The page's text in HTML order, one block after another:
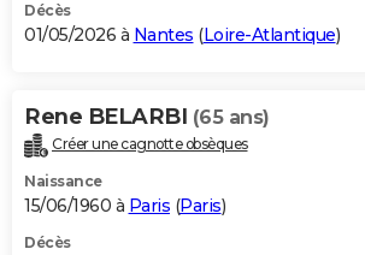
Décès
01/05/2026 à Nantes (Loire-Atlantique)
Rene BELARBI (65 ans)
Créer une cagnotte obsèques
Naissance
15/06/1960 à Paris (Paris)
Décès